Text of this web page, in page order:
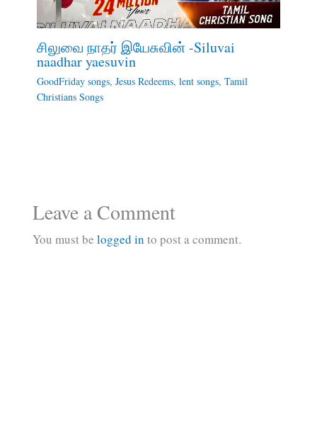
சிலுவை நாதர் இயேசுவின் -Siluvai
naadhar yaesuvin
GoodFriday songs, Jesus Redeems, lent songs, Tamil
Christians Songs
Leave a Comment
You must be logged in to post a comment.